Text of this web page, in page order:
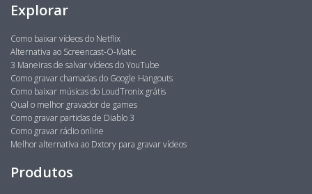
Explorar
Como baixar vídeos do Netflix
Alternativa ao Screencast-O-Matic
3 Maneiras de salvar vídeos do YouTube
Como gravar chamadas do Google Hangouts
Como baixar músicas do LoudTronix grátis
Qual o melhor gravador de games
Como gravar partidas de Diablo 3
Como gravar rádio online
Melhor alternativa ao Dxtory para gravar vídeos
Produtos